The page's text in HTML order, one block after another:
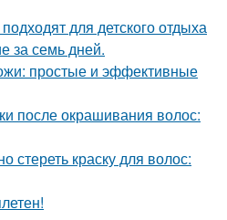
для детского отдыха
за семь дней.
простые и эффективные
после окрашивания волос:
стереть краску для волос: